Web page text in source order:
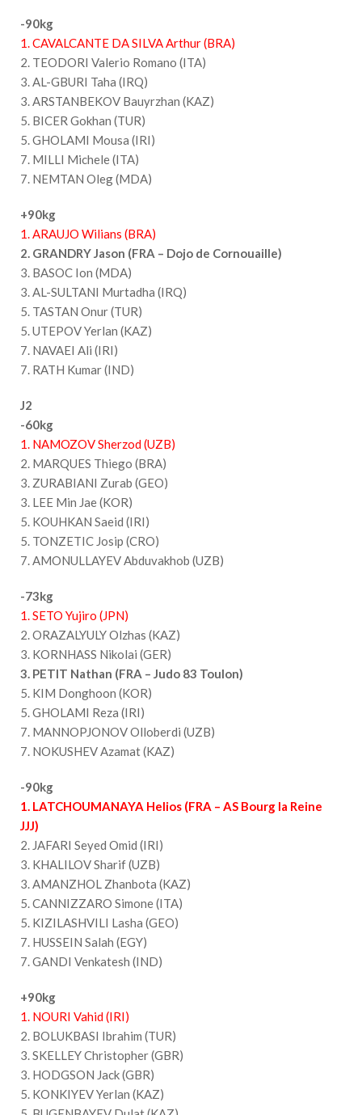
-90kg
1. CAVALCANTE DA SILVA Arthur (BRA)
2. TEODORI Valerio Romano (ITA)
3. AL-GBURI Taha (IRQ)
3. ARSTANBEKOV Bauyrzhan (KAZ)
5. BICER Gokhan (TUR)
5. GHOLAMI Mousa (IRI)
7. MILLI Michele (ITA)
7. NEMTAN Oleg (MDA)
+90kg
1. ARAUJO Wilians (BRA)
2. GRANDRY Jason (FRA – Dojo de Cornouaille)
3. BASOC Ion (MDA)
3. AL-SULTANI Murtadha (IRQ)
5. TASTAN Onur (TUR)
5. UTEPOV Yerlan (KAZ)
7. NAVAEI Ali (IRI)
7. RATH Kumar (IND)
J2
-60kg
1. NAMOZOV Sherzod (UZB)
2. MARQUES Thiego (BRA)
3. ZURABIANI Zurab (GEO)
3. LEE Min Jae (KOR)
5. KOUHKAN Saeid (IRI)
5. TONZETIC Josip (CRO)
7. AMONULLAYEV Abduvakhob (UZB)
-73kg
1. SETO Yujiro (JPN)
2. ORAZALYULY Olzhas (KAZ)
3. KORNHASS Nikolai (GER)
3. PETIT Nathan (FRA – Judo 83 Toulon)
5. KIM Donghoon (KOR)
5. GHOLAMI Reza (IRI)
7. MANNOPJONOV Olloberdi (UZB)
7. NOKUSHEV Azamat (KAZ)
-90kg
1. LATCHOUMANAYA Helios (FRA – AS Bourg la Reine
JJJ)
2. JAFARI Seyed Omid (IRI)
3. KHALILOV Sharif (UZB)
3. AMANZHOL Zhanbota (KAZ)
5. CANNIZZARO Simone (ITA)
5. KIZILASHVILI Lasha (GEO)
7. HUSSEIN Salah (EGY)
7. GANDI Venkatesh (IND)
+90kg
1. NOURI Vahid (IRI)
2. BOLUKBASI Ibrahim (TUR)
3. SKELLEY Christopher (GBR)
3. HODGSON Jack (GBR)
5. KONKIYEV Yerlan (KAZ)